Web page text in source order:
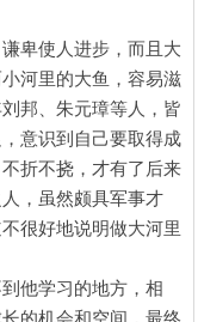
卑使人进步，而且大
河里的大鱼，容易滋
邦、朱元璋等人，皆
意识到自己要取得成
折不挠，才有了后来
，虽然颇具军事才
很好地说明做大河里
他学习的地方，相
的机会和空间，最终